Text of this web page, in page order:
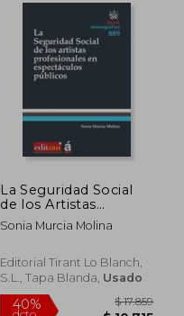
dcto.
La Seguridad Social
de los Artistas
Profesionales en
Espectáculos
(Monografías)
Sonia Murcia Molina
Editorial Tirant Lo Blanch,
S.L., Tapa Blanda, Usado